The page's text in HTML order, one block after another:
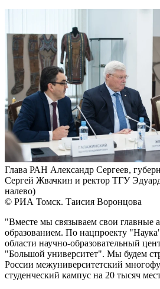
Глава РАН Александр Сергеев,
Сергей Жвачкин и ректор ТГУ
налево)
© РИА Томск. Таисия Воронцова
"Вместе мы связываем свои главные
образованием. По нацпроекту
области научно-образовательный
"Большой университет". Мы будем
России межуниверситетский
студенческий кампус на 20 тысяч